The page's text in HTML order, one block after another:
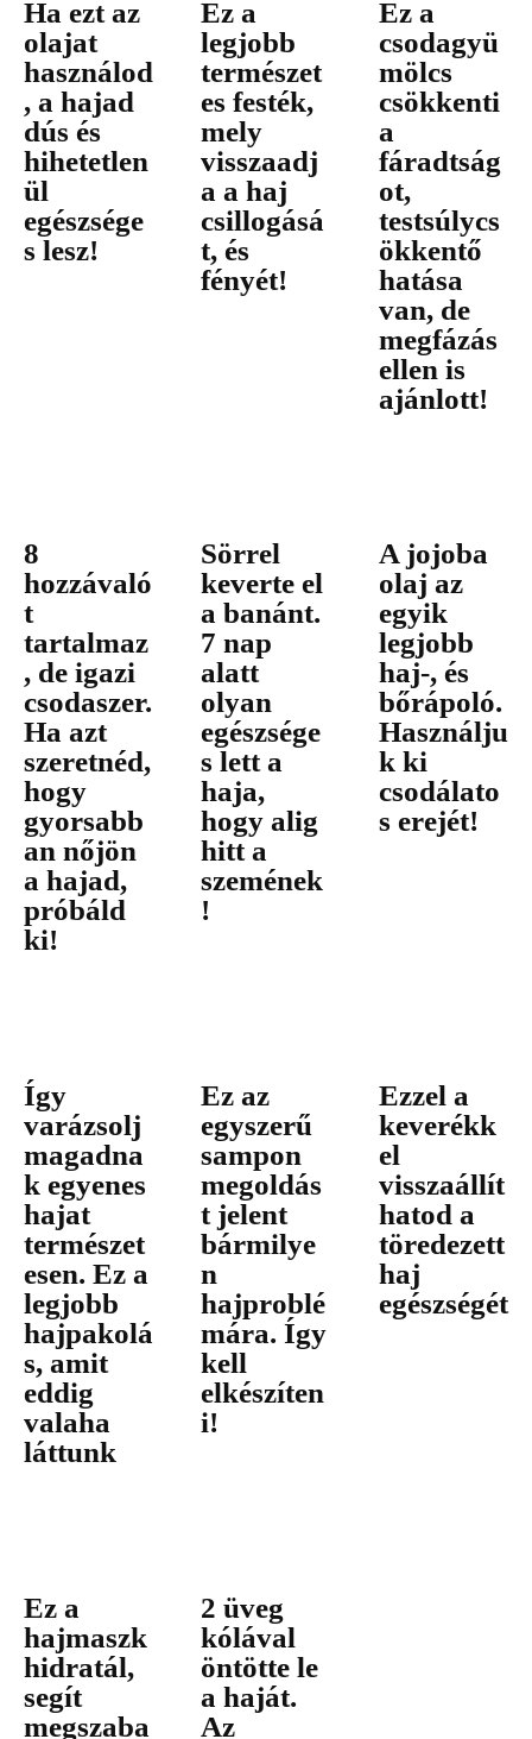
Ha ezt az
olajat
használod
, a hajad
dús és
hihetetlen
ül
egészsége
s lesz!
Ez a
legjobb
természet
es festék,
mely
visszaadj
a a haj
csillogásá
t, és
fényét!
Ez a
csodagyü
mölcs
csökkenti
a
fáradtság
ot,
testsúlycs
ökkentő
hatása
van, de
megfázás
ellen is
ajánlott!
8
hozzávaló
t
tartalmaz
, de igazi
csodaszer.
Ha azt
szeretnéd,
hogy
gyorsabb
an nőjön
a hajad,
próbáld
ki!
Sörrel
keverte el
a banánt.
7 nap
alatt
olyan
egészsége
s lett a
haja,
hogy alig
hitt a
szemének
!
A jojoba
olaj az
egyik
legjobb
haj-, és
bőrápoló.
Használju
k ki
csodálato
s erejét!
Így
varázsolj
magadna
k egyenes
hajat
természet
esen. Ez a
legjobb
hajpakolá
s, amit
eddig
valaha
láttunk
Ez az
egyszerű
sampon
megoldás
t jelent
bármilye
n
hajproblé
mára. Így
kell
elkészíten
i!
Ezzel a
keverékk
el
visszaállít
hatod a
töredezett
haj
egészségét
Ez a
hajmaszk
hidratál,
segít
megszaba
2 üveg
kólával
öntötte le
a haját.
Az